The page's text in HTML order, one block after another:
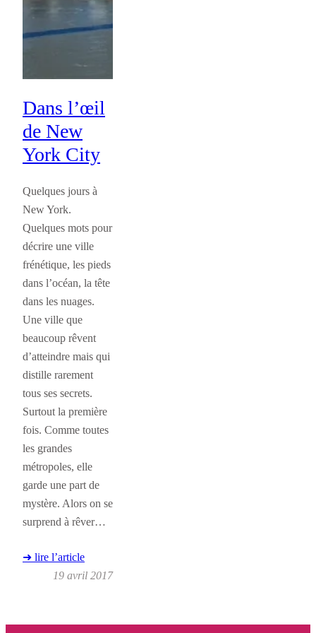
Dans l’œil
de New
York City
Quelques jours à
New York.
Quelques mots pour
décrire une ville
frénétique, les pieds
dans l’océan, la tête
dans les nuages.
Une ville que
beaucoup rêvent
d’atteindre mais qui
distille rarement
tous ses secrets.
Surtout la première
fois. Comme toutes
les grandes
métropoles, elle
garde une part de
mystère. Alors on se
surprend à rêver…
➜ lire l’article
19 avril 2017